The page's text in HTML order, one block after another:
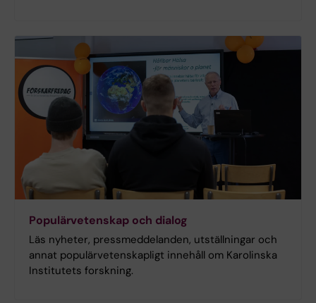
Populärvetenskap och dialog
Läs nyheter, pressmeddelanden, utställningar och
annat populärvetenskapligt innehåll om Karolinska
Institutets forskning.